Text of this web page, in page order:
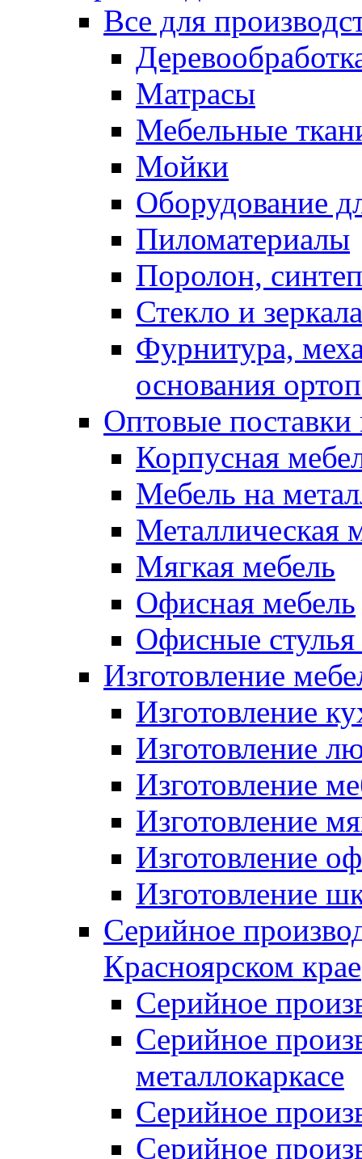
Все для
Матрасы
Мебельные
Мойки
Оборудование
Пиломатериалы
Поролон,
Стекло и зеркала
Фурнитура,
основания
Оптовые поставки
Корпусная
Мебель на
Металлическая
Мягкая мебель
Офисная мебель
Офисные стулья
Изготовление
Изготовление
Изготовление
Изготовление
Изготовление
Изготовление
Изготовление
Серийное
Красноярском крае
Серийное
Серийное
металлокаркасе
Серийное
Серийное